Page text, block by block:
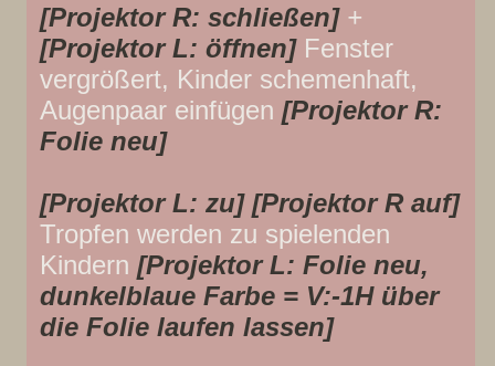
[Projektor R: schließen]+
[Projektor L: öffnen]Fenster
vergrößert, Kinder schemenhaft,
Augenpaar einfügen [Projektor R:
Folie neu]
[Projektor L: zu] [Projektor R auf]
Tropfen werden zu spielenden
Kindern [Projektor L: Folie neu,
dunkelblaue Farbe = V:-1H über
die Folie laufen lassen]